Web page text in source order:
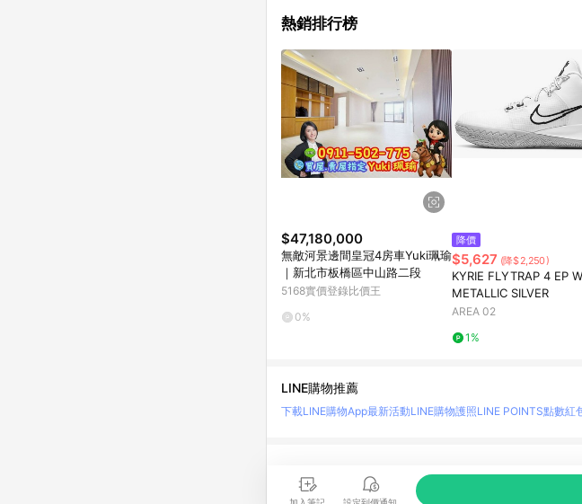
熱銷排行榜
$47,180,000
無敵河景邊間皇冠4房車Yuki珮瑜
｜新北市板橋區中山路二段
5168實價登錄比價王
0%
降價
$5,627 (降$2,250)
KYRIE FLYTRAP 4 EP
METALLIC SILVER
AREA 02
1%
LINE購物推薦
下載LINE購物App最新活動LINE購物護照LINE POINTS點數紅
LINE 購物是匯集購物情報與商品資訊的整合性平台，並依購
時間差，請務必點擊商品至各合作網路商家，確認現售價與購